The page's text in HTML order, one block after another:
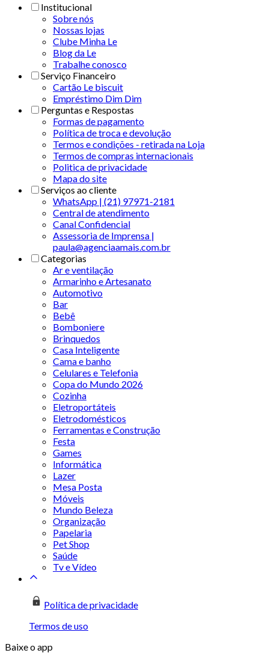
Institucional
Sobre nós
Nossas lojas
Clube Minha Le
Blog da Le
Trabalhe conosco
Serviço Financeiro
Cartão Le biscuit
Empréstimo Dim Dim
Perguntas e Respostas
Formas de pagamento
Política de troca e devolução
Termos e condições - retirada na Loja
Termos de compras internacionais
Politica de privacidade
Mapa do site
Serviços ao cliente
WhatsApp | (21) 97971-2181
Central de atendimento
Canal Confidencial
Assessoria de Imprensa |
paula@agenciaamais.com.br
Categorias
Ar e ventilação
Armarinho e Artesanato
Automotivo
Bar
Bebê
Bomboniere
Brinquedos
Casa Inteligente
Cama e banho
Celulares e Telefonia
Copa do Mundo 2026
Cozinha
Eletroportáteis
Eletrodomésticos
Ferramentas e Construção
Festa
Games
Informática
Lazer
Mesa Posta
Móveis
Mundo Beleza
Organização
Papelaria
Pet Shop
Saúde
Tv e Vídeo
Política de privacidade
Termos de uso
Baixe o app